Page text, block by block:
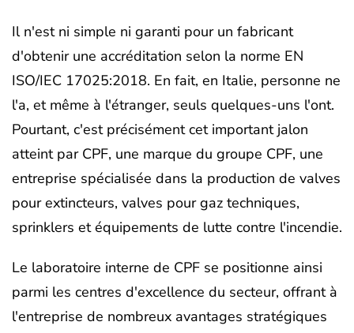
Il n'est ni simple ni garanti pour un fabricant
d'obtenir une accréditation selon la norme EN
ISO/IEC 17025:2018. En fait, en Italie, personne ne
l'a, et même à l'étranger, seuls quelques-uns l'ont.
Pourtant, c'est précisément cet important jalon
atteint par CPF, une marque du groupe CPF, une
entreprise spécialisée dans la production de valves
pour extincteurs, valves pour gaz techniques,
sprinklers et équipements de lutte contre l'incendie.
Le laboratoire interne de CPF se positionne ainsi
parmi les centres d'excellence du secteur, offrant à
l'entreprise de nombreux avantages stratégiques